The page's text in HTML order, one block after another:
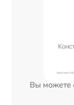
Вы можете